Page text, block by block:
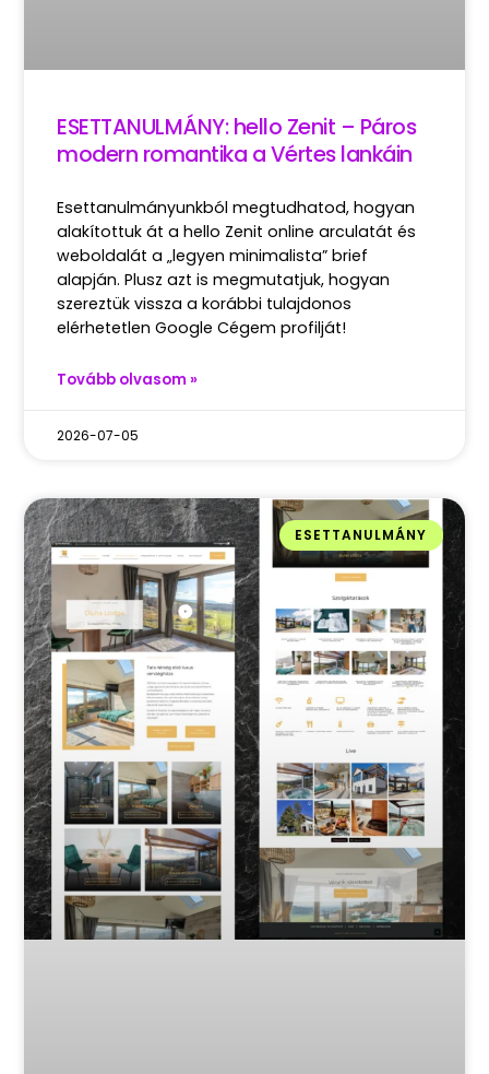
ESETTANULMÁNY: hello Zenit – Páros
modern romantika a Vértes lankáin
Esettanulmányunkból megtudhatod, hogyan
alakítottuk át a hello Zenit online arculatát és
weboldalát a „legyen minimalista” brief
alapján. Plusz azt is megmutatjuk, hogyan
szereztük vissza a korábbi tulajdonos
elérhetetlen Google Cégem profilját!
Tovább olvasom »
2026-07-05
ESETTANULMÁNY